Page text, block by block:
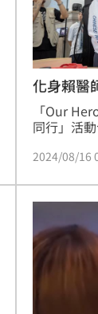
化身賴醫
「Our
同行」活
們備受國
的傷勢，
容易。
2024/08/16